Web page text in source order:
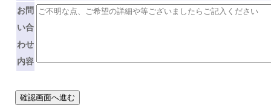
お問
い合
わせ
内容